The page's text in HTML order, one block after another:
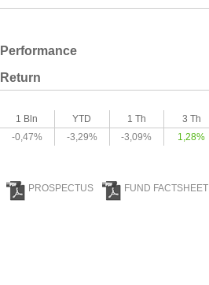
Performance
Return
1 Bln YTD 1 Th 3 Th
-0,47%
-3,29% -3,09% 1,28%
PROSPECTUS FUND FACTSHEET